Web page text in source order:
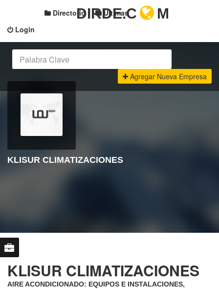
Login
Directorio Últimas
DIRDE.C M
Agregar Nueva Empresa
KLISUR CLIMATIZACIONES
KLISUR CLIMATIZACIONES
AIRE ACONDICIONADO: EQUIPOS E INSTALACIONES,